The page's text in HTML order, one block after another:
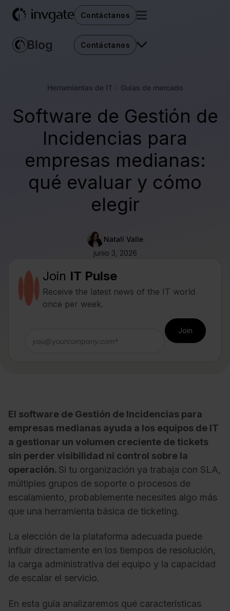
Contáctanos
Contáctanos
Herramientas de IT Guías de mercado
Software de Gestión de
Incidencias para
empresas medianas:
qué evaluar y cómo
elegir
Natalí Valle
junio 3, 2026
Join IT Pulse
Receive the latest news of the IT world
once per week.
El software de Gestión de Incidencias para
empresas medianas ayuda a los equipos de IT
a gestionar un volumen creciente de tickets
sin perder visibilidad ni control sobre la
operación. Si tu organización ya trabaja con SLA,
múltiples grupos de soporte o procesos de
escalamiento, probablemente necesites algo más
que una herramienta básica de ticketing.
La elección de la plataforma adecuada puede
influir directamente en los tiempos de resolución,
la carga administrativa del equipo y la capacidad
de escalar el servicio.
En esta guía analizaremos qué características